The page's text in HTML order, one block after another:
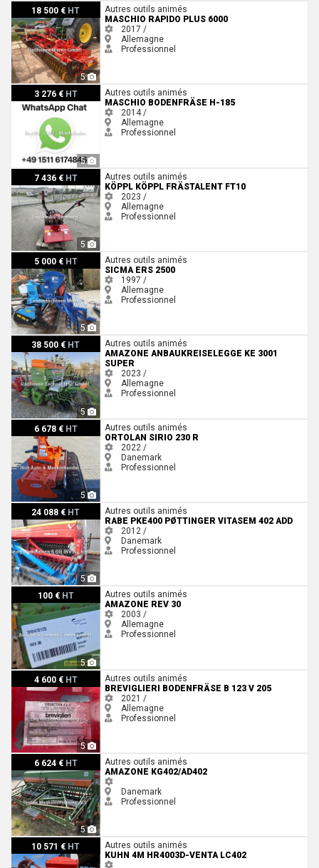
18 500 € HT
5
Maschio Rapido Plus 6000Autres outils animés
MASCHIO RAPIDO PLUS 6000
2017 /
Allemagne
Professionnel
3 276 € HT
5
Maschio BODENFRÄSE H-185Autres outils animés
MASCHIO BODENFRÄSE H-185
2014 /
Allemagne
Professionnel
7 436 € HT
5
Köppl KÖPPL FRÄSTALENT FT10Autres outils animés
KÖPPL KÖPPL FRÄSTALENT FT10
2023 /
Allemagne
Professionnel
5 000 € HT
5
Sicma ERS 2500
Autres outils animés
SICMA ERS 2500
1997 /
Allemagne
Professionnel
38 500 € HT
5
Amazone Anbaukreiselegge KE 3001 Super
Autres outils animés
AMAZONE ANBAUKREISELEGGE KE 3001
SUPER
2023 /
Allemagne
Professionnel
6 678 € HT
5
Ortolan Sirio 230 R
Autres outils animés
ORTOLAN SIRIO 230 R
2022 /
Danemark
Professionnel
24 088 € HT
5
Rabe PKE400 Pøttinger vitasem 402 ADD
Autres outils animés
RABE PKE400 PØTTINGER VITASEM 402 ADD
2012 /
Danemark
Professionnel
100 € HT
5
Amazone REV 30
Autres outils animés
AMAZONE REV 30
2003 /
Allemagne
Professionnel
4 600 € HT
5
Breviglieri BODENFRÄSE B 123 V 205
Autres outils animés
BREVIGLIERI BODENFRÄSE B 123 V 205
2021 /
Allemagne
Professionnel
6 624 € HT
5
Amazone KG402/AD402Autres outils animés
AMAZONE KG402/AD402
Danemark
Professionnel
10 571 € HT
Kuhn 4m HR4003D-Venta LC402Autres outils animés
KUHN 4M HR4003D-VENTA LC402